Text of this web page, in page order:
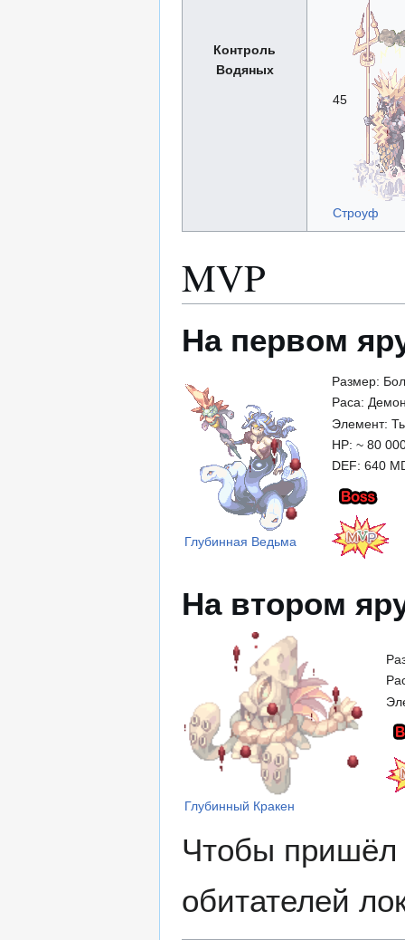
Контроль
Водяных
45
Строуф
MVP
На первом
Глубинная Ведьма
Размер:
Раса:
Элемент:
HP: ~ 80
DEF: 640
На втором
Глубинный Кракен
Чтобы пришёл
обитателей